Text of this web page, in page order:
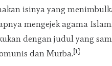
isinya yang
mengejek agama
dengan judul yang
dan Murba.[1]